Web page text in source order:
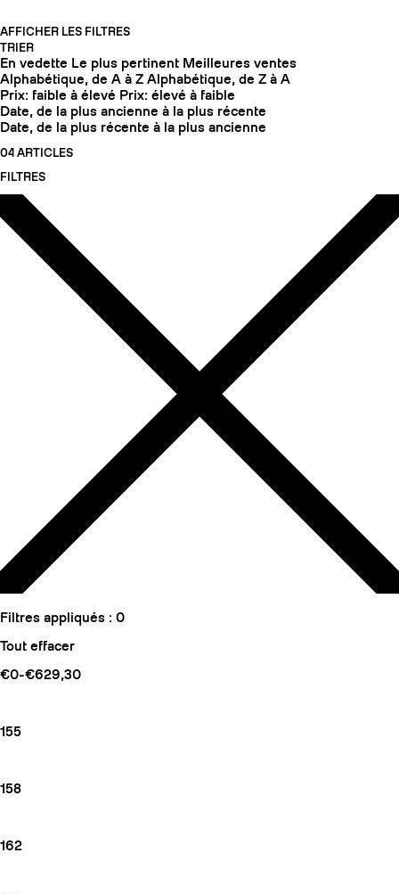
COUTEAUX
AFFICHER LES FILTRES
TRIER
En vedette Le plus pertinent Meilleures ventes
Alphabétique, de A à Z Alphabétique, de Z à A
Prix: faible à élevé Prix: élevé à faible
Date, de la plus ancienne à la plus récente
Date, de la plus récente à la plus ancienne
04 ARTICLES
FILTRES
Filtres appliqués : 0
Tout effacer
€0-€629,30
155
158
162